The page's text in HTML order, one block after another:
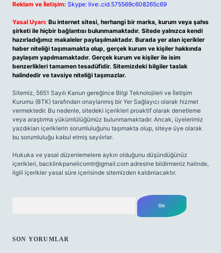
Reklam ve İletişim: Skype: live:.cid.575569c608265c69
Yasal Uyarı: Bu internet sitesi, herhangi bir marka, kurum veya şahıs
şirketi ile hiçbir bağlantısı bulunmamaktadır. Sitede yalnızca kendi
hazırladığımız makaleler paylaşılmaktadır. Burada yer alan içerikler
haber niteliği taşımamakta olup, gerçek kurum ve kişiler hakkında
paylaşım yapılmamaktadır. Gerçek kurum ve kişiler ile isim
benzerlikleri tamamen tesadüfidir. Sitemizdeki bilgiler taslak
halindedir ve tavsiye niteliği taşımazlar.
Sitemiz, 5651 Sayılı Kanun gereğince Bilgi Teknolojileri ve İletişim
Kurumu (BTK) tarafından onaylanmış bir Yer Sağlayıcı olarak hizmet
vermektedir. Bu nedenle, sitedeki içerikleri proaktif olarak denetleme
veya araştırma yükümlülüğümüz bulunmamaktadır. Ancak, üyelerimiz
yazdıkları içeriklerin sorumluluğunu taşımakta olup, siteye üye olarak
bu sorumluluğu kabul etmiş sayılırlar.
Hukuka ve yasal düzenlemelere aykırı olduğunu düşündüğünüz
içerikleri, backlinkpanelicomtr@gmail.com adresine bildirmeniz halinde,
ilgili içerikler yasal süre içerisinde sitemizden kaldırılacaktır.
SON YORUMLAR